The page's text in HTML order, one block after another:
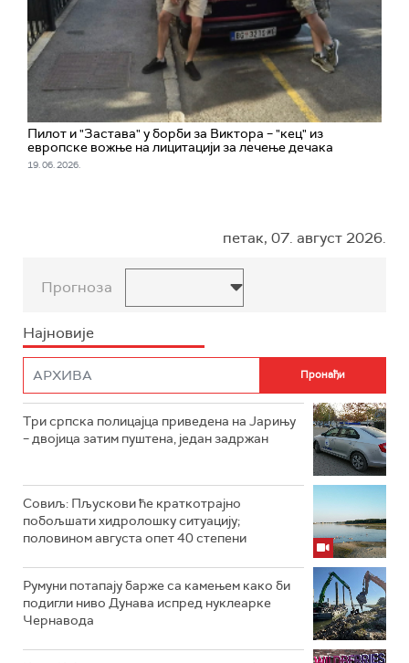
Пилот и "Застава" у борби за Виктора – "кец" из
европске вожње на лицитацији за лечење дечака
19. 06. 2026.
петак, 07. август 2026.
Прогноза
Најновије
Три српска полицајца приведена на Јарињу
– двојица затим пуштена, један задржан
Совиљ: Пљускови ће краткотрајно
побољшати хидролошку ситуацију;
половином августа опет 40 степени
Румуни потапају барже са камењем како би
подигли ниво Дунава испред нуклеарке
Чернавода